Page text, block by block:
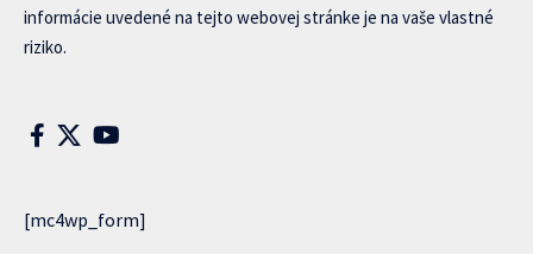
informácie uvedené na tejto webovej stránke je na vaše vlastné
riziko.
[mc4wp_form]